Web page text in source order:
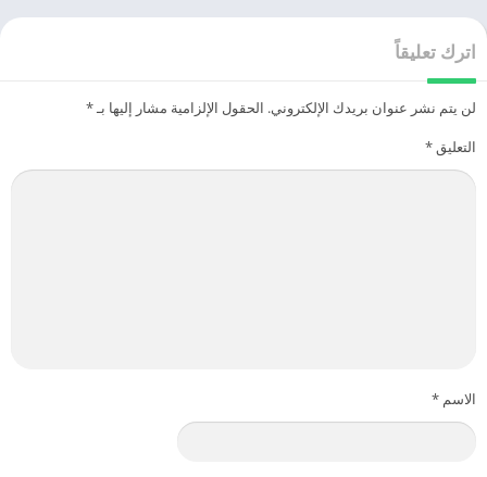
اترك تعليقاً
لن يتم نشر عنوان بريدك الإلكتروني. الحقول الإلزامية مشار إليها بـ*
التعليق*
الاسم *